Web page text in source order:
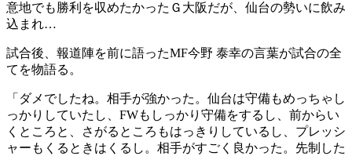
意地でも勝利を収めたかったＧ大阪だが、仙台の勢いに飲み
込まれ…
試合後、報道陣を前に語ったMF今野 泰幸の言葉が試合の全
てを物語る。
「ダメでしたね。相手が強かった。仙台は守備もめっちゃし
っかりしていたし、FWもしっかり守備をするし、前からい
くところと、さがるところもはっきりしているし、プレッシ
ャーもくるときはくるし。相手がすごく良かった。先制した